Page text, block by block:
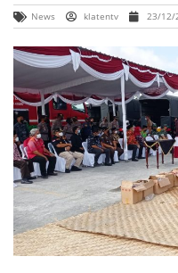
News klatentv 23/12/